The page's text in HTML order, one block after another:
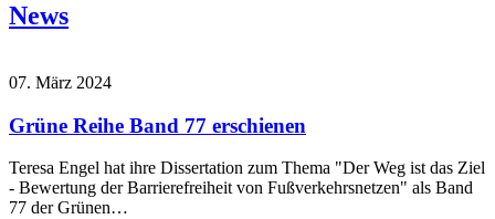
News
07. März 2024
Grüne Reihe Band 77 erschienen
Teresa Engel hat ihre Dissertation zum Thema "Der Weg ist das Ziel
- Bewertung der Barrierefreiheit von Fußverkehrsnetzen" als Band
77 der Grünen…